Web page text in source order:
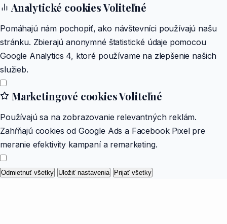
Analytické cookiesVoliteľné
Pomáhajú nám pochopiť, ako návštevníci používajú našu
stránku. Zbierajú anonymné štatistické údaje pomocou
Google Analytics 4, ktoré používame na zlepšenie našich
služieb.
Marketingové cookiesVoliteľné
Používajú sa na zobrazovanie relevantných reklám.
Zahŕňajú cookies od Google Ads a Facebook Pixel pre
meranie efektivity kampaní a remarketing.
Odmietnuť všetky Uložiť nastavenia Prijať všetky